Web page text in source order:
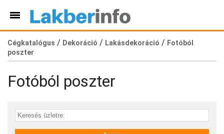
Cégkatalógus / Dekoráció / Lakásdekoráció / Fotóból
poszter
Fotóból poszter